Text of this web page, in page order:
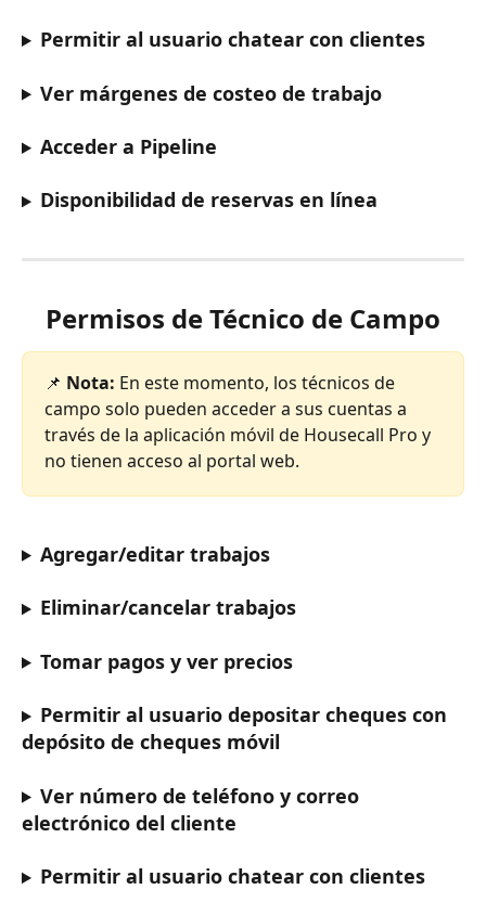
Permitir al usuario chatear con clientes
Ver márgenes de costeo de trabajo
Acceder a Pipeline
Disponibilidad de reservas en línea
Permisos de Técnico de Campo
📌 Nota: En este momento, los técnicos de
campo solo pueden acceder a sus cuentas a
través de la aplicación móvil de Housecall Pro y
no tienen acceso al portal web.
Agregar/editar trabajos
Eliminar/cancelar trabajos
Tomar pagos y ver precios
Permitir al usuario depositar cheques con
depósito de cheques móvil
Ver número de teléfono y correo
electrónico del cliente
Permitir al usuario chatear con clientes